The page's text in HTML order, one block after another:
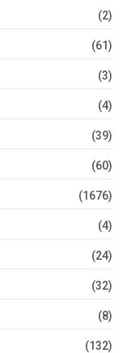
(2)
(61)
(3)
(4)
(39)
(60)
(1676)
(4)
(24)
(32)
(8)
(132)